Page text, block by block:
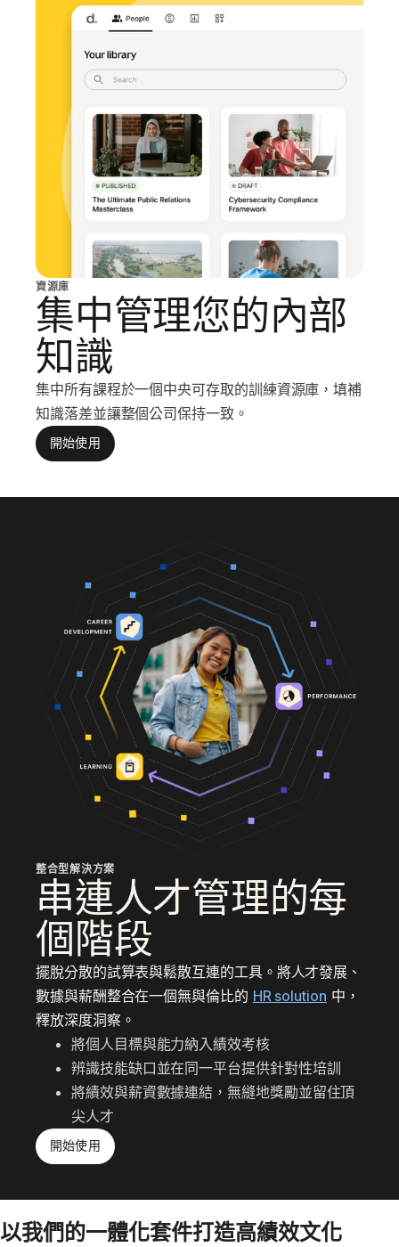
資源庫
集中管理您的內部
知識
集中所有課程於一個中央可存取的訓練資源庫，填補
知識落差並讓整個公司保持一致。
開始使用
整合型解決方案
串連人才管理的每
個階段
擺脫分散的試算表與鬆散互連的工具。將人才發展、
數據與薪酬整合在一個無與倫比的 HR solution 中，
釋放深度洞察。
將個人目標與能力納入績效考核
辨識技能缺口並在同一平台提供針對性培訓
將績效與薪資數據連結，無縫地獎勵並留住頂
尖人才
開始使用
以我們的一體化套件打造高績效文化